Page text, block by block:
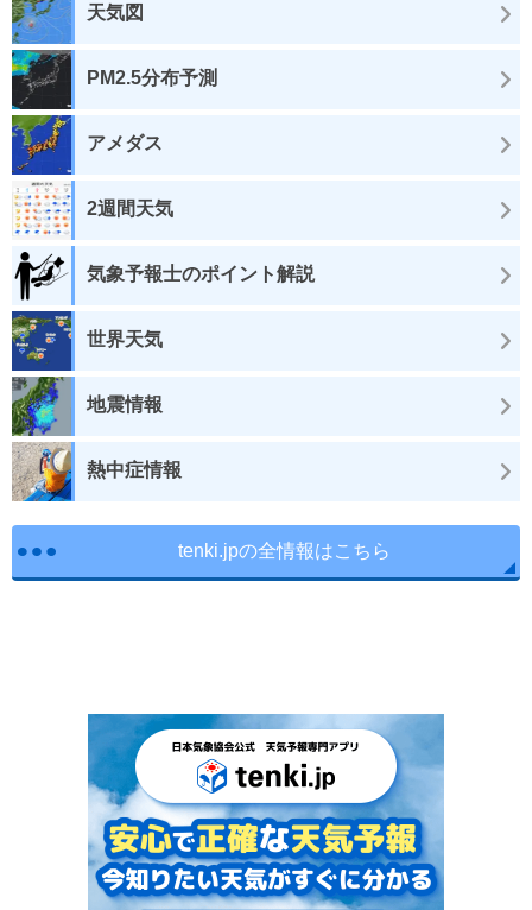
天気図
PM2.5分布予測
アメダス
2週間天気
気象予報士のポイント解説
世界天気
地震情報
熱中症情報
tenki.jpの全情報はこちら